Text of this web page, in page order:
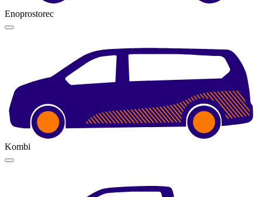
Enoprostorec
Kombi